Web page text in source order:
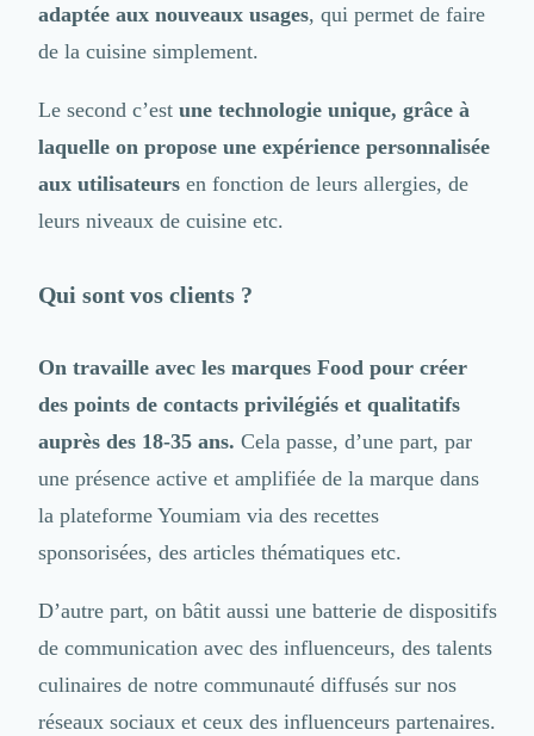
Droit Commercial
Droit du Travail
Banque
Gestion de trésorerie
Recouvrement
Due Diligence
Solutions de Paiement
Développement Web
Product Management
Internet of Things (IoT)
Design Industriel
Packaging & Emballages
Support Client
Téléphonie & Télécommunication
Maintenance et Infogérance
Graphisme & Illustration
Recherche Utilisateur
Design Thinking
adaptée aux nouveaux usages, qui permet de faire
de la cuisine simplement.
Le second c’est une technologie unique, grâce à
laquelle on propose une expérience personnalisée
aux utilisateursen fonction de leurs allergies, de
leurs niveaux de cuisine etc.
Qui sont vos clients ?
On travaille avec les marques Food pour créer
des points de contacts privilégiés et qualitatifs
auprès des 18-35 ans. Cela passe, d’une part, par
une présence active et amplifiée de la marque dans
la plateforme Youmiam via des recettes
sponsorisées, des articles thématiques etc.
D’autre part, on bâtit aussi une batterie de dispositifs
de communicationavec des influenceurs, des talents
culinaires de notre communauté diffusés sur nos
réseaux sociaux et ceux des influenceurs partenaires.